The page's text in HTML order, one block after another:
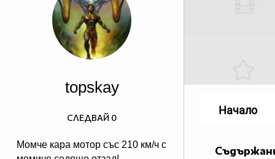
topskay
Mомче кара мотор със 210 км/ч с
СЛЕДВАЙ 0
Начало